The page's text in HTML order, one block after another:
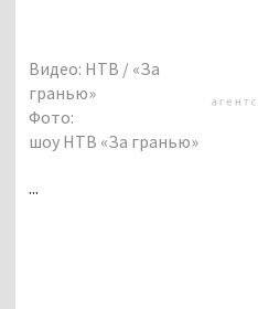
Видео: НТВ / «За
гранью»
Фото:
шоу НТВ «За гранью»
...